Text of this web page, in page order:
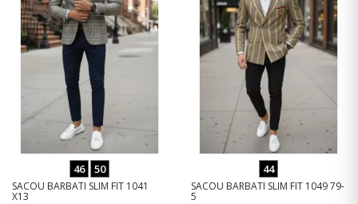
46 50
SACOU BARBATI SLIM FIT 1041
X13
44
SACOU BARBATI SLIM FIT 1049 79-
5